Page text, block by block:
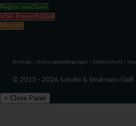
Region wechseln
HSK-Frauenfußball
Menden
Kontakt Nutzungsbedingungen Datenschutz
© 2013 - 2026 Schulte & Stratmann GbR
× Close Panel